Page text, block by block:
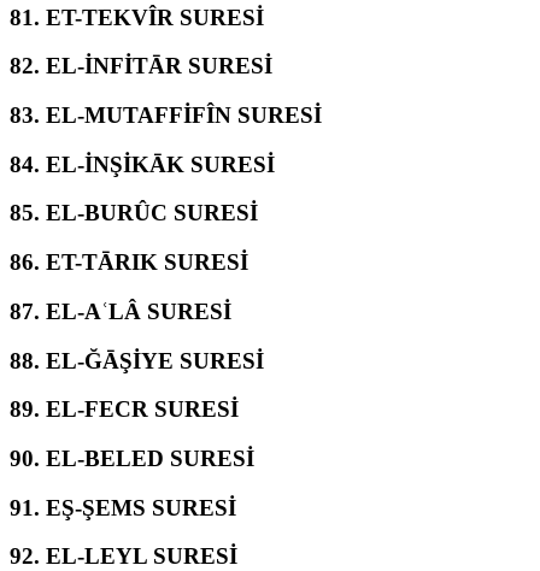
81. ET-TEKVÎR SURESİ
82. EL-İNFİTĀR SURESİ
83. EL-MUTAFFİFÎN SURESİ
84. EL-İNŞİKĀK SURESİ
85. EL-BURÛC SURESİ
86. ET-TĀRIK SURESİ
87. EL-AʿLÂ SURESİ
88. EL-ĞĀŞİYE SURESİ
89. EL-FECR SURESİ
90. EL-BELED SURESİ
91. EŞ-ŞEMS SURESİ
92. EL-LEYL SURESİ